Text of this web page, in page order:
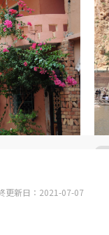
更新日：2021-07-07